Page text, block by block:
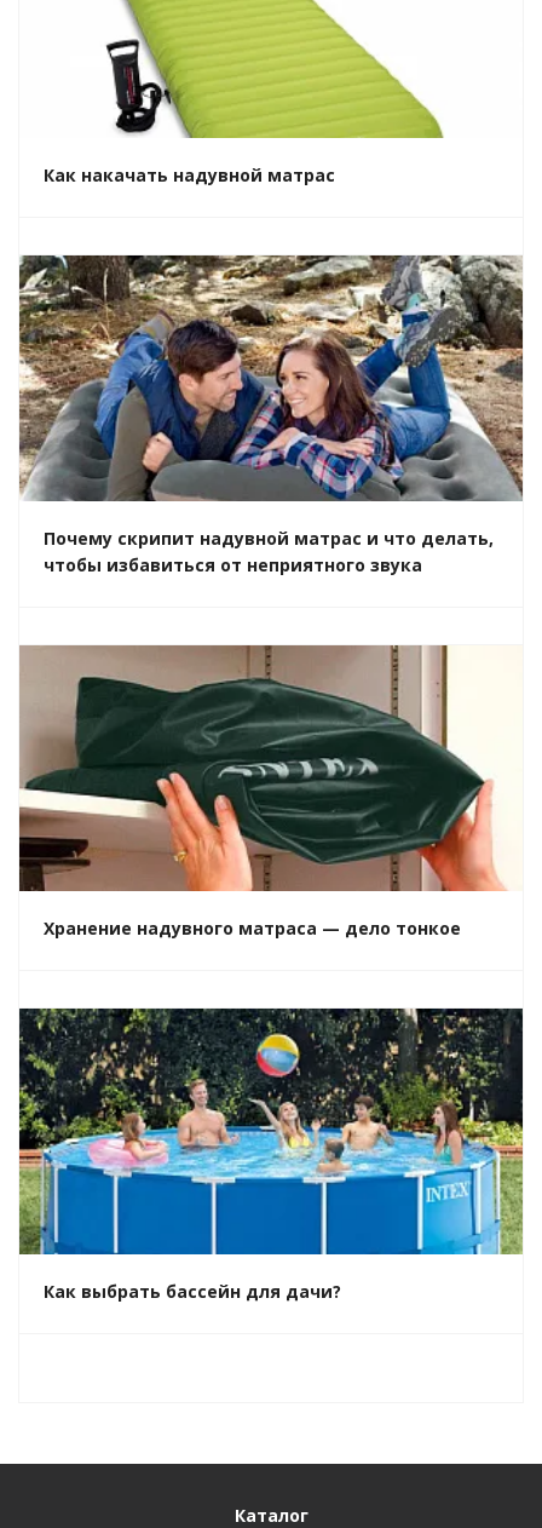
Как накачать надувной матрас
Почему скрипит надувной матрас и что делать,
чтобы избавиться от неприятного звука
Хранение надувного матраса — дело тонкое
Как выбрать бассейн для дачи?
Каталог